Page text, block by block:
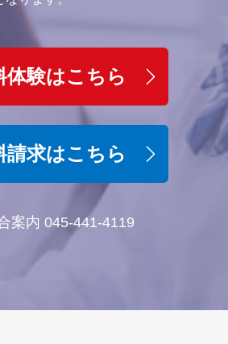
体験はこちら
請求はこちら
案内 045-441-4119